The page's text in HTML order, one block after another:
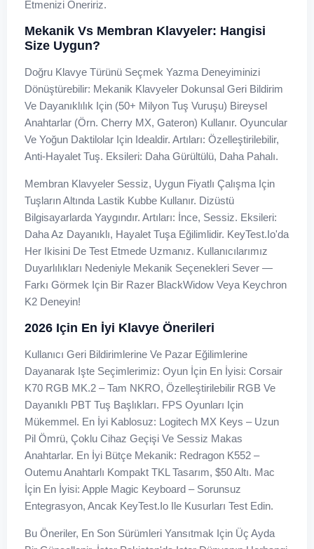
Etmenizi Öneririz.
Mekanik Vs Membran Klavyeler: Hangisi
Size Uygun?
Doğru Klavye Türünü Seçmek Yazma Deneyiminizi
Dönüştürebilir: Mekanik Klavyeler Dokunsal Geri Bildirim
Ve Dayanıklılık Için (50+ Milyon Tuş Vuruşu) Bireysel
Anahtarlar (örn. Cherry MX, Gateron) Kullanır. Oyuncular
Ve Yoğun Daktilolar Için Idealdir. Artıları: Özelleştirilebilir,
Anti-Hayalet Tuş. Eksileri: Daha Gürültülü, Daha Pahalı.
Membran Klavyeler Sessiz, Uygun Fiyatlı Çalışma Için
Tuşların Altında Lastik Kubbe Kullanır. Dizüstü
Bilgisayarlarda Yaygındır. Artıları: İnce, Sessiz. Eksileri:
Daha Az Dayanıklı, Hayalet Tuşa Eğilimlidir. KeyTest.io'da
Her Ikisini De Test Etmede Uzmanız. Kullanıcılarımız
Duyarlılıkları Nedeniyle Mekanik Seçenekleri Sever —
Farkı Görmek Için Bir Razer BlackWidow Veya Keychron
K2 Deneyin!
2026 Için En İyi Klavye Önerileri
Kullanıcı Geri Bildirimlerine Ve Pazar Eğilimlerine
Dayanarak Işte Seçimlerimiz: Oyun İçin En İyisi: Corsair
K70 RGB MK.2 – Tam NKRO, Özelleştirilebilir RGB Ve
Dayanıklı PBT Tuş Başlıkları. FPS Oyunları Için
Mükemmel. En İyi Kablosuz: Logitech MX Keys – Uzun
Pil Ömrü, Çoklu Cihaz Geçişi Ve Sessiz Makas
Anahtarlar. En İyi Bütçe Mekanik: Redragon K552 –
Outemu Anahtarlı Kompakt TKL Tasarım, $50 Altı. Mac
İçin En İyisi: Apple Magic Keyboard – Sorunsuz
Entegrasyon, Ancak KeyTest.io Ile Kusurları Test Edin.
Bu Öneriler, En Son Sürümleri Yansıtmak Için Üç Ayda